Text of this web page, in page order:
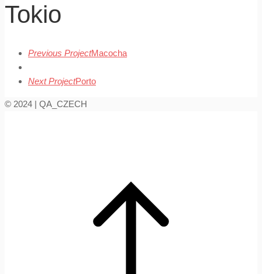
Tokio
Previous ProjectMacocha
Next ProjectPorto
© 2024 | QA_CZECH